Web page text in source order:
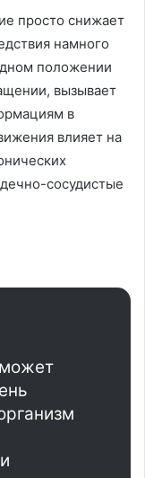
просто снижает
намного
положении
вызывает
в
влияет на
сосудистые